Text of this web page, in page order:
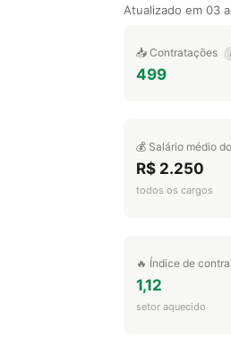
Atualizado em 03
📥 Contratações
499
💰 Salário médio
R$ 2.250
todos os cargos
🔥 Índice de
1,12
setor aquecido